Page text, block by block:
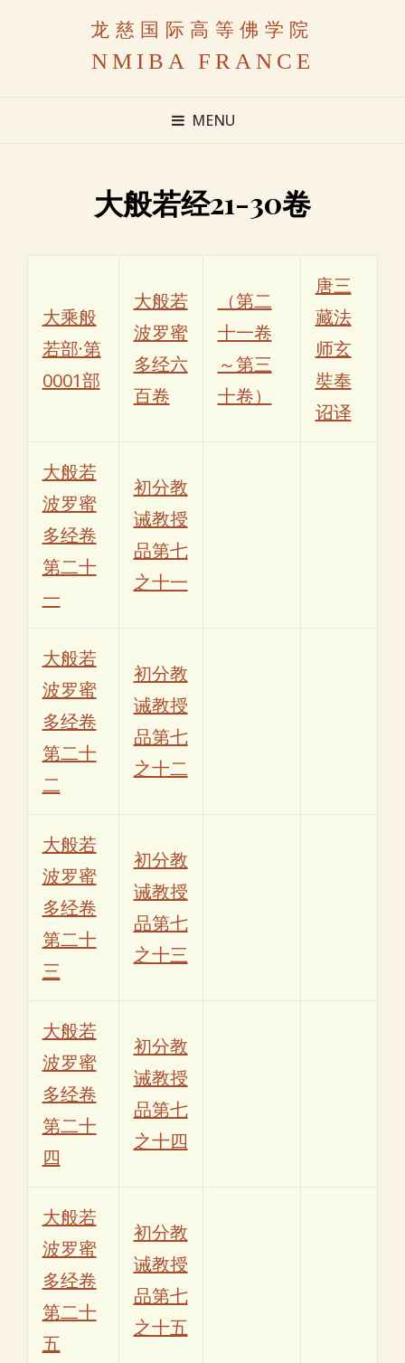
龙慈国际高等佛学院
NMIBA FRANCE
MENU
大般若经21-30卷
大乘般
若部·第
0001部
大般若
波罗蜜
多经六
百卷
（第二
十一卷
～第三
十卷）
唐三
藏法
师玄
奘奉
诏译
大般若
波罗蜜
多经卷
第二十
一
初分教
诫教授
品第七
之十一
大般若
波罗蜜
多经卷
第二十
二
初分教
诫教授
品第七
之十二
大般若
波罗蜜
多经卷
第二十
三
初分教
诫教授
品第七
之十三
大般若
波罗蜜
多经卷
第二十
四
初分教
诫教授
品第七
之十四
大般若
波罗蜜
多经卷
第二十
五
初分教
诫教授
品第七
之十五